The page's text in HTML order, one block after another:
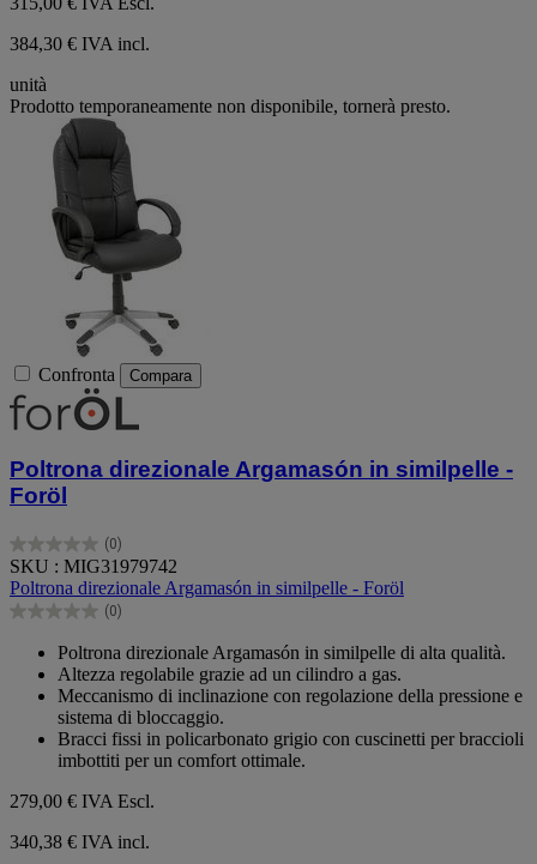
384,30 € IVA incl.
unità
Prodotto temporaneamente non disponibile, tornerà presto.
Confronta Compara
Poltrona direzionale Argamasón in similpelle -
Foröl
(0)
0.0
su
5
stelle.
SKU : MIG31979742
Poltrona direzionale Argamasón in similpelle - Foröl
(0)
0.0
Poltrona direzionale Argamasón in similpelle di alta qualità.
Altezza regolabile grazie ad un cilindro a gas.
Meccanismo di inclinazione con regolazione della pressione e
sistema di bloccaggio.
Bracci fissi in policarbonato grigio con cuscinetti per braccioli
imbottiti per un comfort ottimale.
279,00 € IVA Escl.
340,38 € IVA incl.